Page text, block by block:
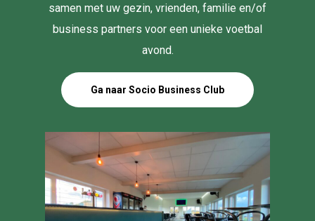
samen met uw gezin, vrienden, familie en/of
business partners voor een unieke voetbal
avond.
Ga naar Socio Business Club